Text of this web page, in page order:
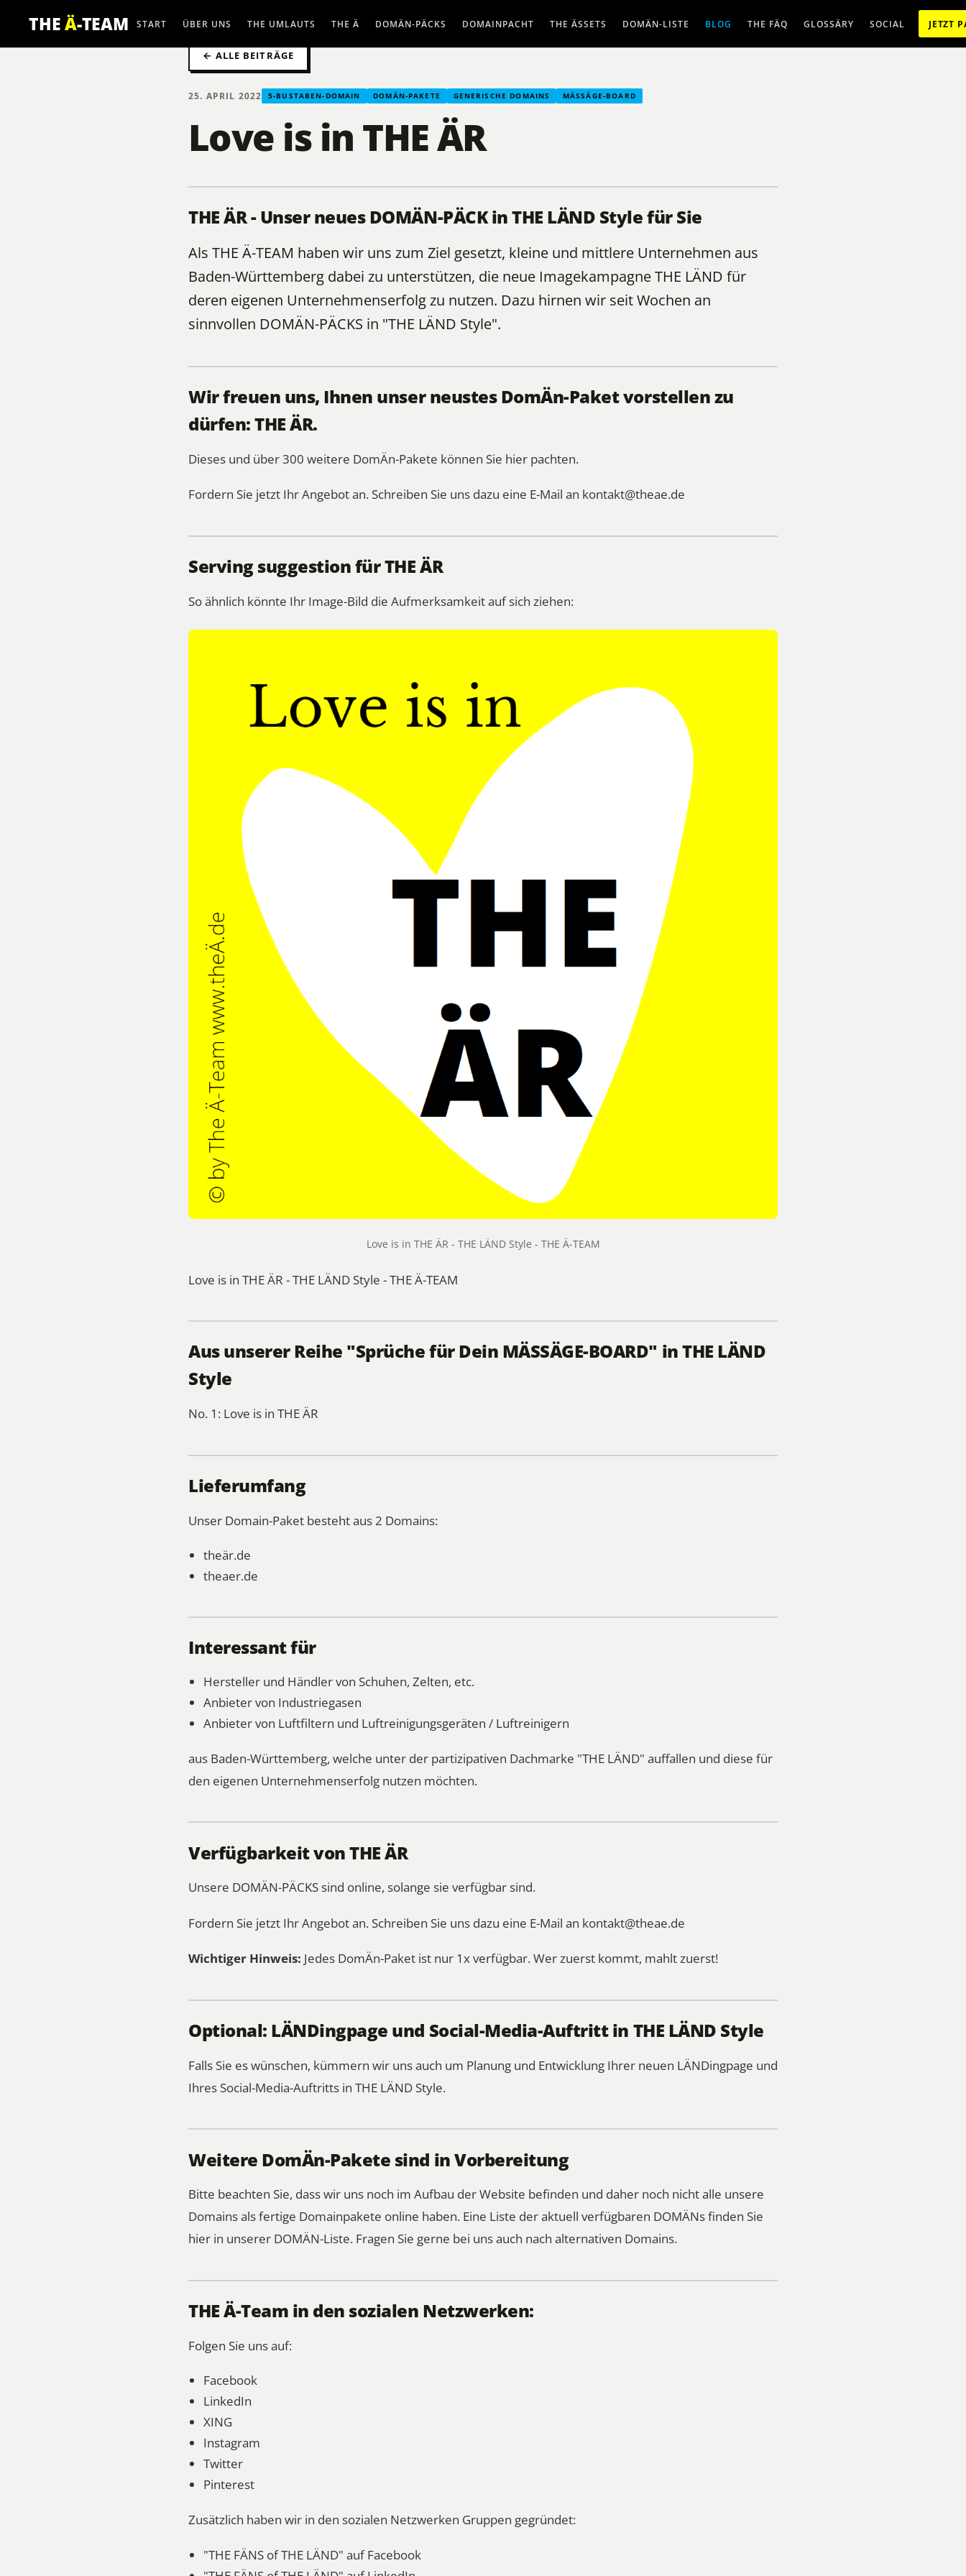
THEÄ-TEAM START ÜBER UNS THE UMLAUTS THE Ä DOMÄN-PÄCKS DOMAINPACHT THE ÄSSETS DOMÄN-LISTE BLOG THE FÄQ GLOSSÄRY SOCIAL JETZT
← ALLE BEITRÄGE
25. APRIL 2022 5-BUSTABEN-DOMAIN DOMÄN-PAKETE GENERISCHE DOMAINS MÄSSÄGE-BOARD
Love is in THE ÄR
THE ÄR - Unser neues DOMÄN-PÄCK in THE LÄND Style für Sie
Als THE Ä-TEAM haben wir uns zum Ziel gesetzt, kleine und mittlere Unternehmen aus
Baden-Württemberg dabei zu unterstützen, die neue Imagekampagne THE LÄND für
deren eigenen Unternehmenserfolg zu nutzen. Dazu hirnen wir seit Wochen an
sinnvollen DOMÄN-PÄCKS in "THE LÄND Style".
Wir freuen uns, Ihnen unser neustes DomÄn-Paket vorstellen zu
dürfen: THE ÄR.
Dieses und über 300 weitere DomÄn-Pakete können Sie hier pachten.
Fordern Sie jetzt Ihr Angebot an. Schreiben Sie uns dazu eine E-Mail an kontakt@theae.de
Serving suggestion für THE ÄR
So ähnlich könnte Ihr Image-Bild die Aufmerksamkeit auf sich ziehen:
Love is in THE ÄR - THE LÄND Style - THE Ä-TEAM
Love is in THE ÄR - THE LÄND Style - THE Ä-TEAM
Aus unserer Reihe "Sprüche für Dein MÄSSÄGE-BOARD" in THE LÄND
Style
No. 1: Love is in THE ÄR
Lieferumfang
Unser Domain-Paket besteht aus 2 Domains:
theär.de
theaer.de
Interessant für
Hersteller und Händler von Schuhen, Zelten, etc.
Anbieter von Industriegasen
Anbieter von Luftfiltern und Luftreinigungsgeräten / Luftreinigern
aus Baden-Württemberg, welche unter der partizipativen Dachmarke "THE LÄND" auffallen und diese für
den eigenen Unternehmenserfolg nutzen möchten.
Verfügbarkeit von THE ÄR
Unsere DOMÄN-PÄCKS sind online, solange sie verfügbar sind.
Fordern Sie jetzt Ihr Angebot an. Schreiben Sie uns dazu eine E-Mail an kontakt@theae.de
Wichtiger Hinweis: Jedes DomÄn-Paket ist nur 1x verfügbar. Wer zuerst kommt, mahlt zuerst!
Optional: LÄNDingpage und Social-Media-Auftritt in THE LÄND Style
Falls Sie es wünschen, kümmern wir uns auch um Planung und Entwicklung Ihrer neuen LÄNDingpage und
Ihres Social-Media-Auftritts in THE LÄND Style.
Weitere DomÄn-Pakete sind in Vorbereitung
Bitte beachten Sie, dass wir uns noch im Aufbau der Website befinden und daher noch nicht alle unsere
Domains als fertige Domainpakete online haben. Eine Liste der aktuell verfügbaren DOMÄNs finden Sie
hier in unserer DOMÄN-Liste. Fragen Sie gerne bei uns auch nach alternativen Domains.
THE Ä-Team in den sozialen Netzwerken:
Folgen Sie uns auf:
Facebook
LinkedIn
XING
Instagram
Twitter
Pinterest
Zusätzlich haben wir in den sozialen Netzwerken Gruppen gegründet:
"THE FÄNS of THE LÄND" auf Facebook